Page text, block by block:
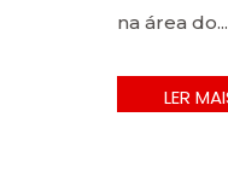
na área do...